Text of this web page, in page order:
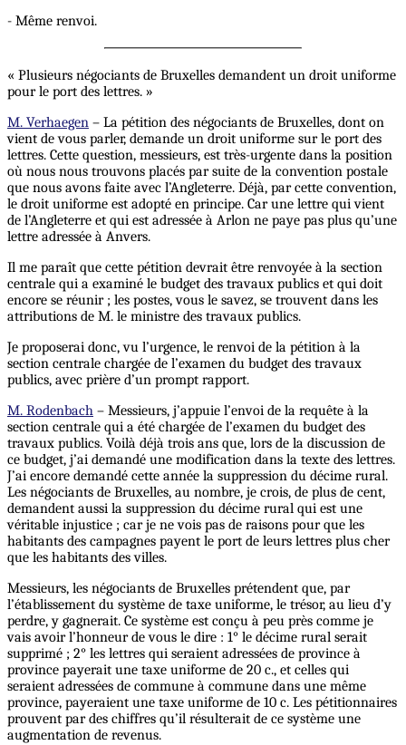
- Même renvoi.
« Plusieurs négociants de Bruxelles demandent un droit uniforme
pour le port des lettres. »
M. Verhaegen – La pétition des négociants de Bruxelles, dont on
vient de vous parler, demande un droit uniforme sur le port des
lettres. Cette question, messieurs, est très-urgente dans la position
où nous nous trouvons placés par suite de la convention postale
que nous avons faite avec l’Angleterre. Déjà, par cette convention,
le droit uniforme est adopté en principe. Car une lettre qui vient
de l’Angleterre et qui est adressée à Arlon ne paye pas plus qu’une
lettre adressée à Anvers.
Il me paraît que cette pétition devrait être renvoyée à la section
centrale qui a examiné le budget des travaux publics et qui doit
encore se réunir ; les postes, vous le savez, se trouvent dans les
attributions de M. le ministre des travaux publics.
Je proposerai donc, vu l’urgence, le renvoi de la pétition à la
section centrale chargée de l’examen du budget des travaux
publics, avec prière d’un prompt rapport.
M. Rodenbach – Messieurs, j’appuie l’envoi de la requête à la
section centrale qui a été chargée de l’examen du budget des
travaux publics. Voilà déjà trois ans que, lors de la discussion de
ce budget, j’ai demandé une modification dans la texte des lettres.
J’ai encore demandé cette année la suppression du décime rural.
Les négociants de Bruxelles, au nombre, je crois, de plus de cent,
demandent aussi la suppression du décime rural qui est une
véritable injustice ; car je ne vois pas de raisons pour que les
habitants des campagnes payent le port de leurs lettres plus cher
que les habitants des villes.
Messieurs, les négociants de Bruxelles prétendent que, par
l’établissement du système de taxe uniforme, le trésor, au lieu d’y
perdre, y gagnerait. Ce système est conçu à peu près comme je
vais avoir l’honneur de vous le dire : 1° le décime rural serait
supprimé ; 2° les lettres qui seraient adressées de province à
province payerait une taxe uniforme de 20 c., et celles qui
seraient adressées de commune à commune dans une même
province, payeraient une taxe uniforme de 10 c. Les pétitionnaires
prouvent par des chiffres qu’il résulterait de ce système une
augmentation de revenus.